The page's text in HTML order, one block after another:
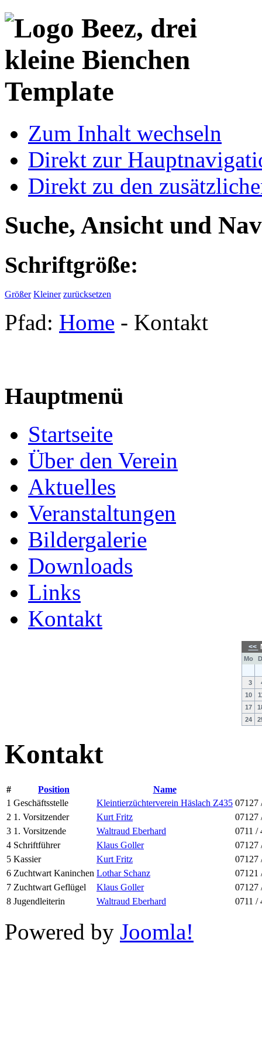
Template
Zum Inhalt wechseln
Direkt zur
Direkt zu den
Suche, Ansicht und
Schriftgröße:
Größer Kleiner zurücksetzen
Pfad: Home - Kontakt
Hauptmenü
Startseite
Über den Verein
Aktuelles
Veranstaltungen
Bildergalerie
Downloads
Links
Kontakt
<<
Mo
3
10
17
24
Kontakt
# Position
Name
1 Geschäftsstelle Kleintierzüchterverein Häslach Z435 07127
2 1. Vorsitzender Kurt Fritz
07127
3 1. Vorsitzende Waltraud Eberhard
0711 /
4 Schriftführer Klaus Goller
07127
5 Kassier Kurt Fritz
07127
6 Zuchtwart Kaninchen Lothar Schanz
07121
7 Zuchtwart Geflügel Klaus Goller
07127
8 Jugendleiterin Waltraud Eberhard 0711 /
Powered by Joomla!